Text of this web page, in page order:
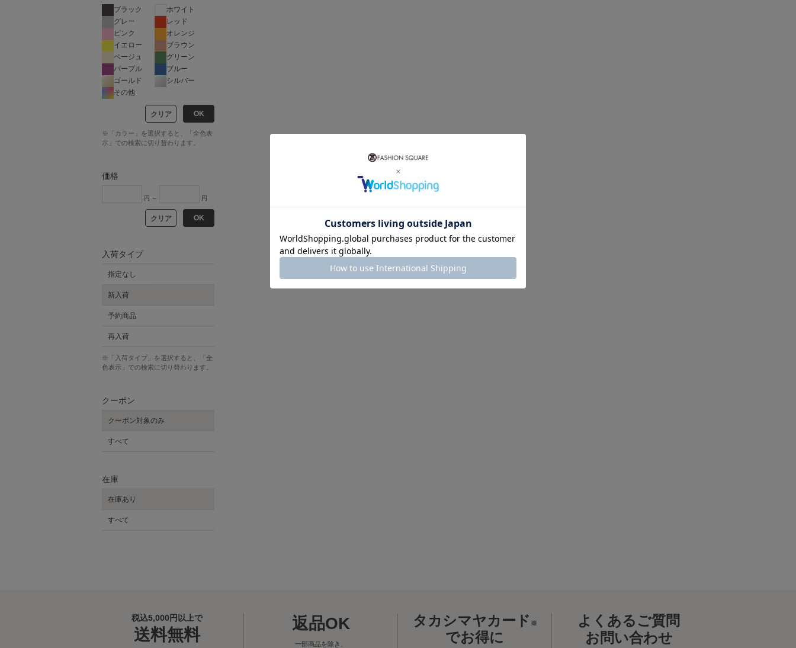
ブラック
ホワイト
グレー
レッド
ピンク
オレンジ
イエロー
ブラウン
ベージュ
グリーン
パープル
ブルー
ゴールド
シルバー
その他
クリア OK
※「カラー」を選択すると、「全色表
示」での検索に切り替わります。
価格
円 ～ 円
クリア OK
入荷タイプ
指定なし
新入荷
予約商品
再入荷
※「入荷タイプ」を選択すると、「全
色表示」での検索に切り替わります。
クーポン
クーポン対象のみ
すべて
在庫
在庫あり
すべて
税込5,000円以上で
送料無料
返品OK
一部商品を除き、
タカシマヤカード ※
でお得に
よくあるご質問
お問い合わせ